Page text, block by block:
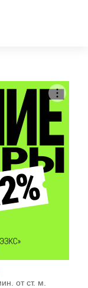
от ст. м.